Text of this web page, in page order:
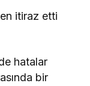
itiraz etti
hatalar
bir